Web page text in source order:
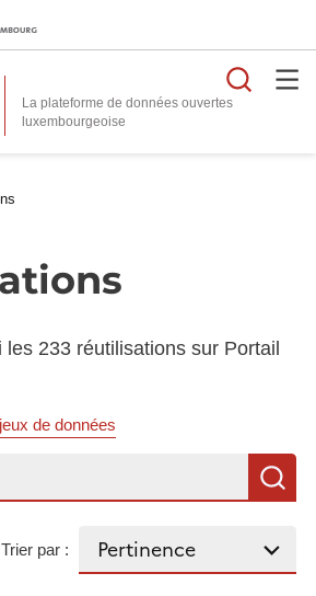
La plateforme de données ouvertes
233 réutilisations sur Portail
de données
Trier par :